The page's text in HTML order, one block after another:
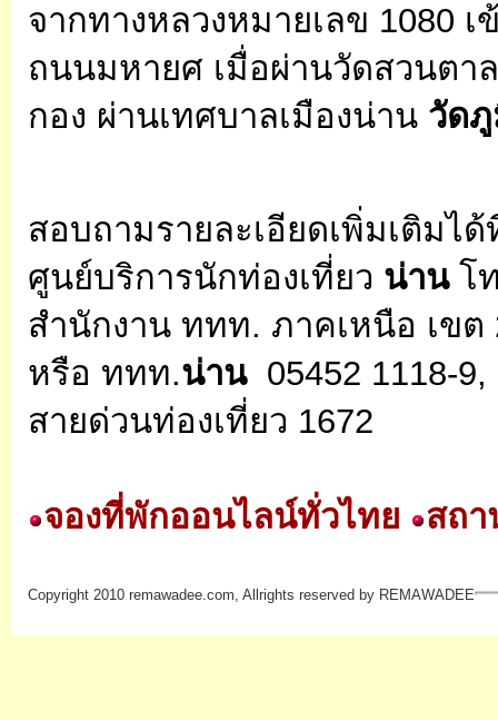
จากทางหลวงหมายเลข 1080
ถนนมหายศ เมื่อผ่านวัดสวนตา
กอง ผ่านเทศบาลเมืองน่าน วัด
สอบถามรายละเอียดเพิ่มเติมได้
ศูนย์บริการนักท่องเที่ยว น่านโท
สำนักงาน ททท. ภาคเหนือ เขต
หรือ ททท.น่าน05452 1118-9,
สายด่วนท่องเที่ยว 1672
จองที่พักออนไลน์ทั่วไทย สถา
Copyright 2010 remawadee.com, Allrights reserved by REMAWADEE